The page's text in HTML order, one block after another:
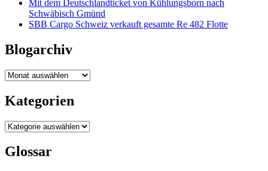
Mit dem Deutschlandticket von Kühlungsborn nach
Schwäbisch Gmünd
SBB Cargo Schweiz verkauft gesamte Re 482 Flotte
Blogarchiv
Blogarchiv
Kategorien
Kategorien
Glossar